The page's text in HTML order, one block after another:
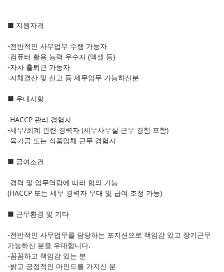
■ 지원자격
-전반적인 사무업무 수행 가능자
-컴퓨터 활용 능력 우수자 (엑셀 등)
-자차 출퇴근 가능자
-자체결산 및 신고 등 세무업무 가능하신분
■ 우대사항
-HACCP 관리 경험자
-세무/회계 관련 경력자 (세무사무실 근무 경험 포함)
-육가공 또는 식품업체 근무 경험자
■ 급여조건
-경력 및 업무역량에 따라 협의 가능
(HACCP 또는 세무 경력자 우대 및 급여 조정 가능)
■ 근무환경 및 기타
-전반적인 사무업무를 담당하는 포지션으로 책임감 있고 장기근무
가능하신 분을 우대합니다.
-꼼꼼하고 책임감 있는 분
-밝고 긍정적인 마인드를 가지신 분